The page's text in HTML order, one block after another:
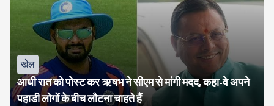
खेल
आधी रात को पोस्ट कर ऋषभ ने सीएम से मांगी मदद, कहा-वे अपने
पहाडी लोगों के बीच लौटना चाहते हैं